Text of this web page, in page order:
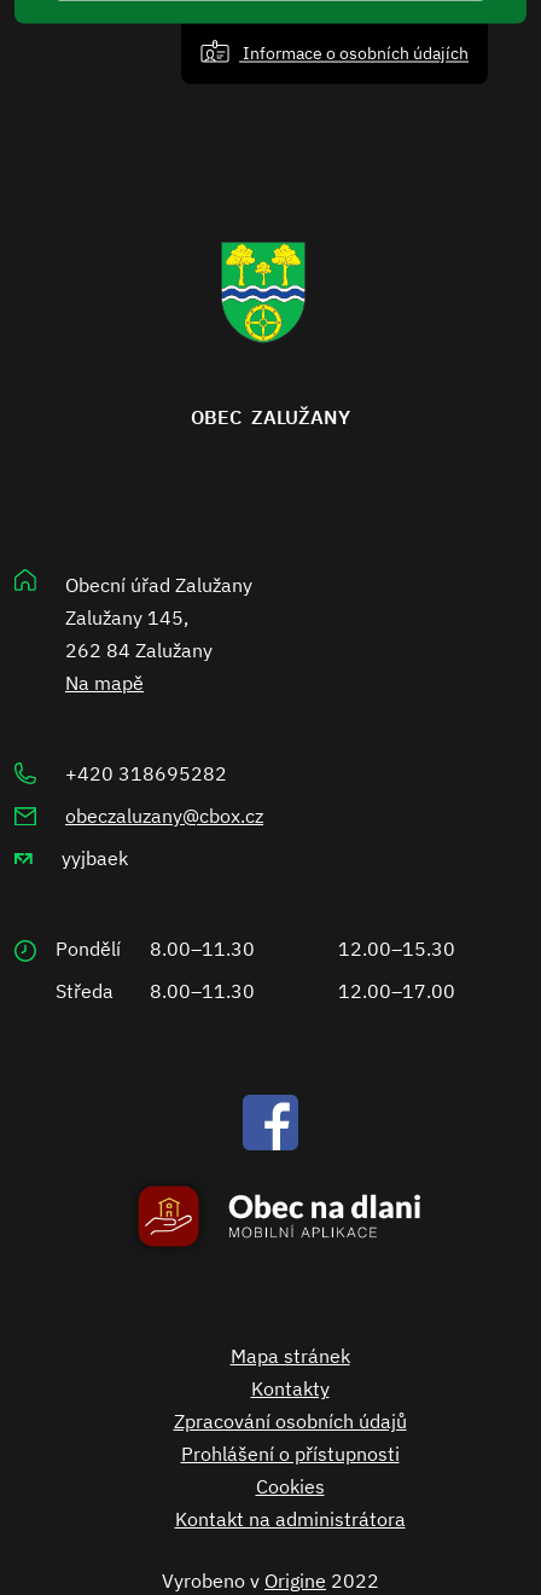
Informace o osobních údajích
OBEC ZALUŽANY
Obecní úřad Zalužany
Zalužany 145,
262 84 Zalužany
Na mapě
+420 318695282
obeczaluzany@cbox.cz
yyjbaek
Pondělí 8.00–11.30
12.00–15.30
Středa
8.00–11.30 12.00–17.00
Mapa stránek
Kontakty
Zpracování osobních údajů
Prohlášení o přístupnosti
Cookies
Kontakt na administrátora
Vyrobeno v Origine 2022